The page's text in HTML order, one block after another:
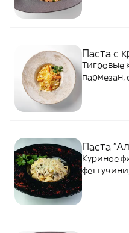
Паста с
Тигровые
пармезан,
Паста
Куриное